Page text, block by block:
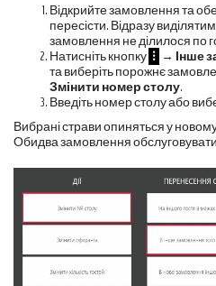
Відкрийте замовлення та
пересісти. Відразу
замовлення не ділилося по
Натисніть кнопку ⁝ → Інше
та виберіть порожнє
Змінити номер столу.
Введіть номер столу або
Вибрані страви опиняться у
Обидва замовлення